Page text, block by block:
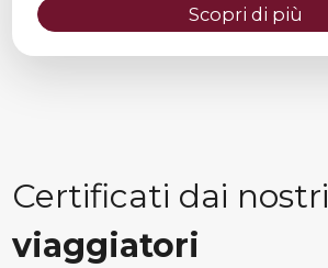
Scopri di più
Certificati dai nostri
viaggiatori